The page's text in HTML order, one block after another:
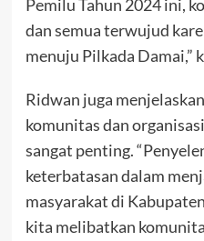
Pemilu Tahun 2024 ini,
dan semua terwujud
menuju Pilkada Damai,”
Ridwan juga
komunitas dan
sangat penting.
keterbatasan dalam
masyarakat di
kita melibatkan